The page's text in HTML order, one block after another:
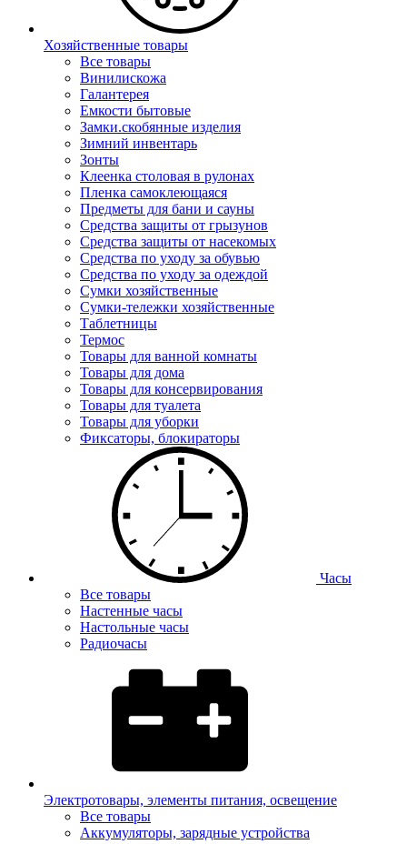
Хозяйственные товары
Все товары
Винилискожа
Галантерея
Емкости бытовые
Замки.скобянные изделия
Зимний инвентарь
Зонты
Клеенка столовая в рулонах
Пленка самоклеющаяся
Предметы для бани и сауны
Средства защиты от грызунов
Средства защиты от насекомых
Средства по уходу за обувью
Средства по уходу за одеждой
Сумки хозяйственные
Сумки-тележки хозяйственные
Таблетницы
Термос
Товары для ванной комнаты
Товары для дома
Товары для консервирования
Товары для туалета
Товары для уборки
Фиксаторы, блокираторы
Часы
Все товары
Настенные часы
Настольные часы
Радиочасы
Электротовары, элементы питания, освещение
Все товары
Аккумуляторы, зарядные устройства